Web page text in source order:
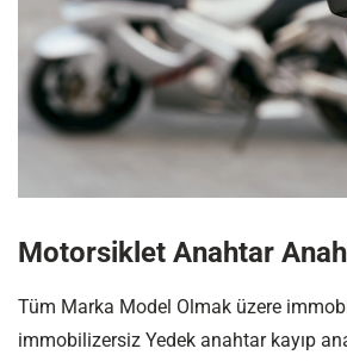
Motorsiklet Anahtar
Tüm Marka Model Olmak üzere
immobilizersiz Yedek anahtar kayıp